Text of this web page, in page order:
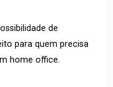
de
para quem precisa
home office.